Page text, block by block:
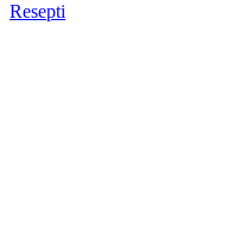
Resepti